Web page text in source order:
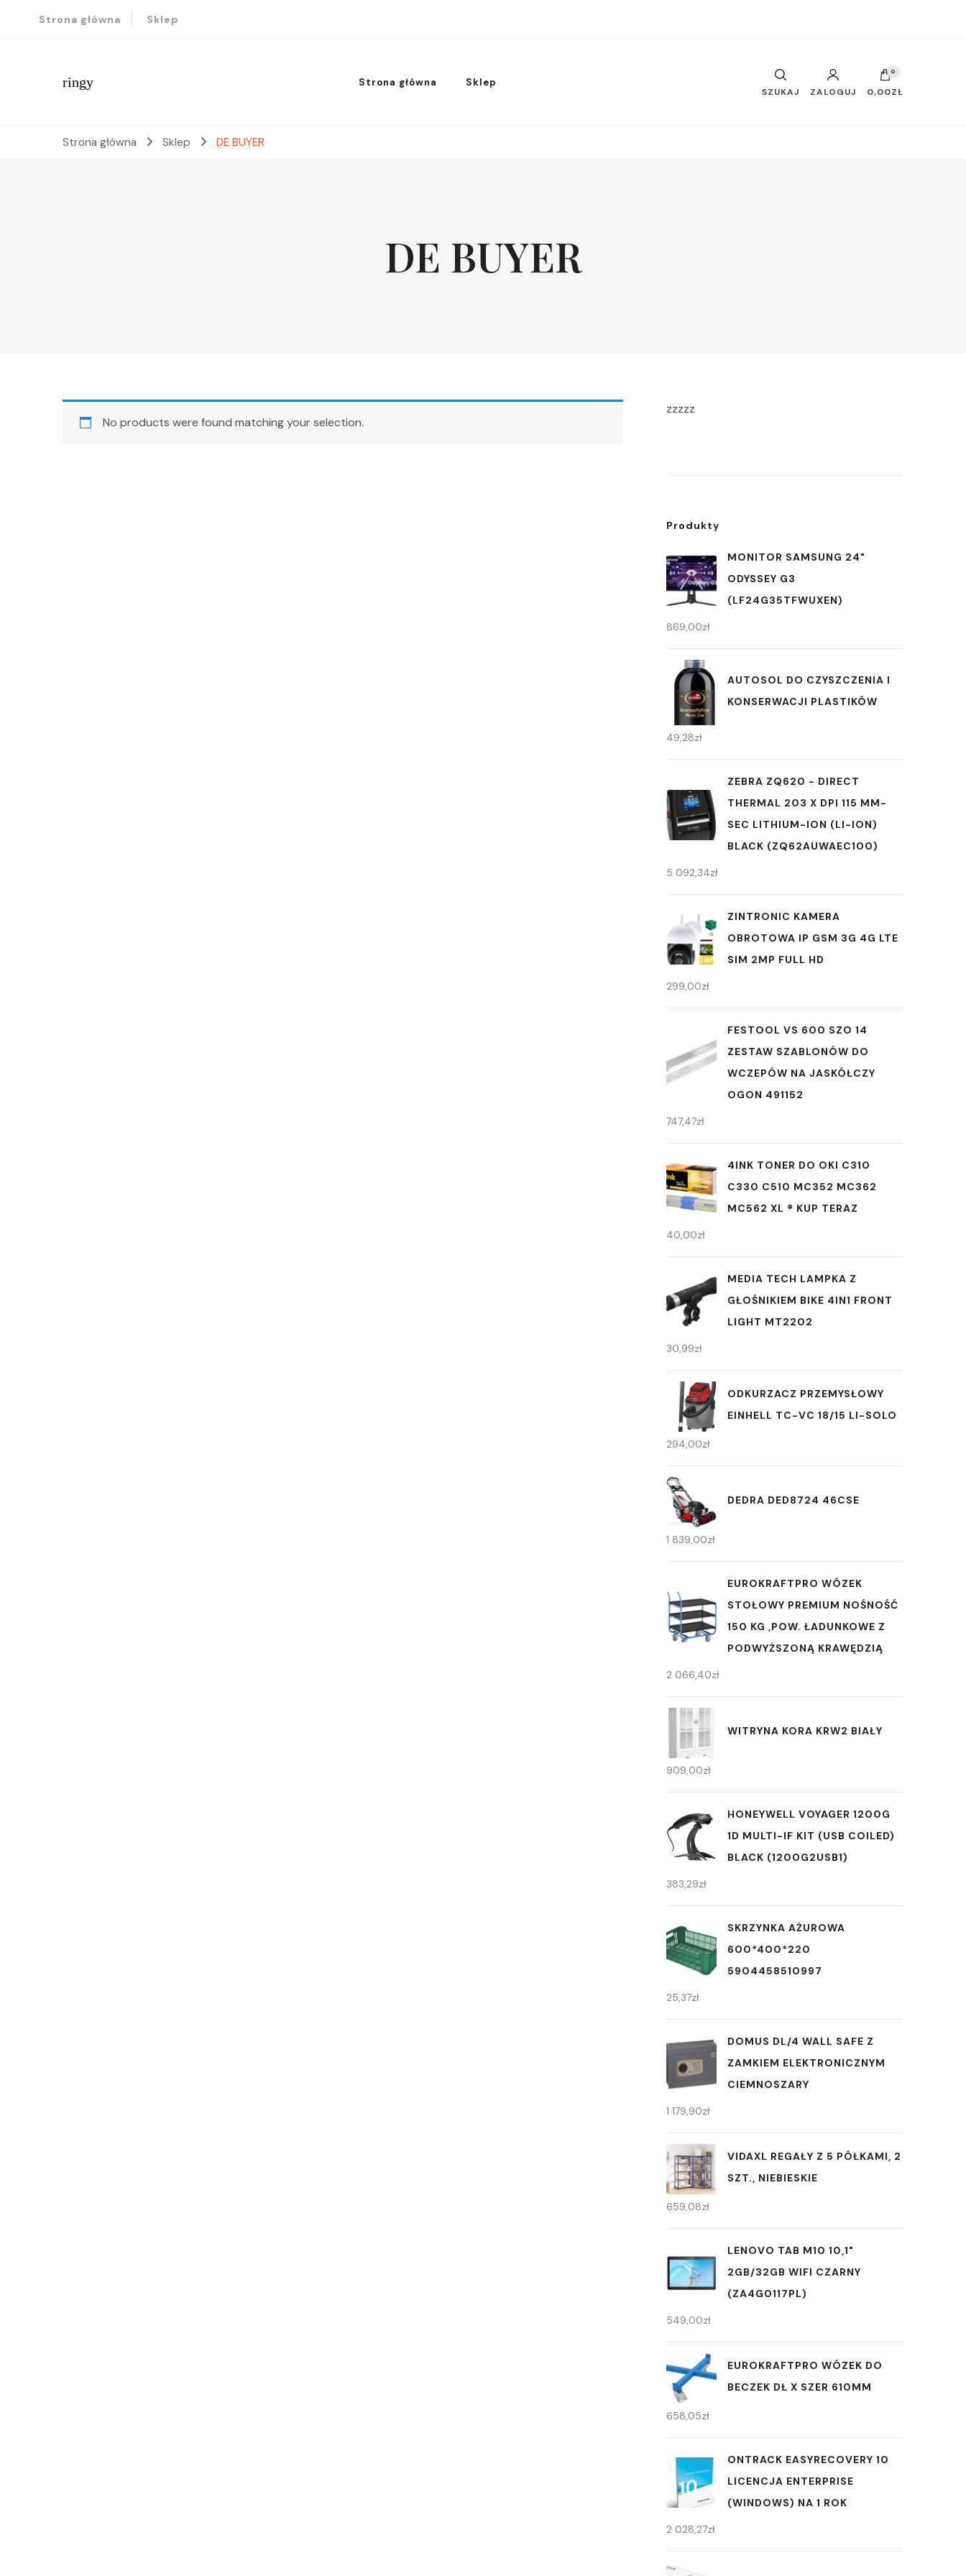
Strona główna Sklep
ringy Strona główna Sklep
SZUKAJ ZALOGUJ
0
0,00ZŁ
Strona główna Sklep DE BUYER
DE BUYER
No products were found matching your selection.
zzzzz
Produkty
MONITOR SAMSUNG 24"
ODYSSEY G3
(LF24G35TFWUXEN)
869,00zł
AUTOSOL DO CZYSZCZENIA I
KONSERWACJI PLASTIKÓW
49,28zł
ZEBRA ZQ620 - DIRECT
THERMAL 203 X DPI 115 MM-
SEC LITHIUM-ION (LI-ION)
BLACK (ZQ62AUWAEC100)
5 092,34zł
ZINTRONIC KAMERA
OBROTOWA IP GSM 3G 4G LTE
SIM 2MP FULL HD
299,00zł
FESTOOL VS 600 SZO 14
ZESTAW SZABLONÓW DO
WCZEPÓW NA JASKÓŁCZY
OGON 491152
747,47zł
4INK TONER DO OKI C310
C330 C510 MC352 MC362
MC562 XL ® KUP TERAZ
40,00zł
MEDIA TECH LAMPKA Z
GŁOŚNIKIEM BIKE 4IN1 FRONT
LIGHT MT2202
30,99zł
ODKURZACZ PRZEMYSŁOWY
EINHELL TC-VC 18/15 LI-SOLO
294,00zł
DEDRA DED8724 46CSE
1 839,00zł
EUROKRAFTPRO WÓZEK
STOŁOWY PREMIUM NOŚNOŚĆ
150 KG ,POW. ŁADUNKOWE Z
PODWYŻSZONĄ KRAWĘDZIĄ
2 066,40zł
WITRYNA KORA KRW2 BIAŁY
909,00zł
HONEYWELL VOYAGER 1200G
1D MULTI-IF KIT (USB COILED)
BLACK (1200G2USB1)
383,29zł
SKRZYNKA AŻUROWA
600*400*220
5904458510997
25,37zł
DOMUS DL/4 WALL SAFE Z
ZAMKIEM ELEKTRONICZNYM
CIEMNOSZARY
1 179,90zł
VIDAXL REGAŁY Z 5 PÓŁKAMI, 2
SZT., NIEBIESKIE
659,08zł
LENOVO TAB M10 10,1"
2GB/32GB WIFI CZARNY
(ZA4G0117PL)
549,00zł
EUROKRAFTPRO WÓZEK DO
BECZEK DŁ X SZER 610MM
658,05zł
ONTRACK EASYRECOVERY 10
LICENCJA ENTERPRISE
(WINDOWS) NA 1 ROK
2 028,27zł